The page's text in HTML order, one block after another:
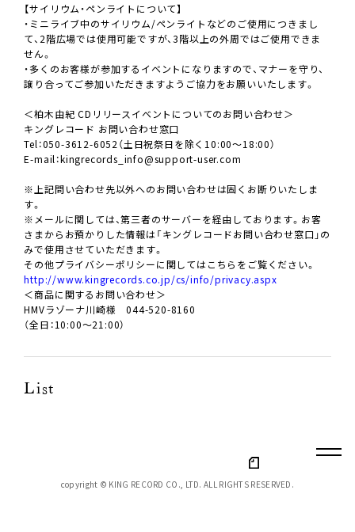
【サイリウム・ペンライトについて】
・ミニライブ中のサイリウム/ペンライトなどのご使用につきまし
て、2階広場では使用可能ですが、3階以上の外周ではご使用できま
せん。
・多くのお客様が参加するイベントになりますので、マナーを守り、
譲り合ってご参加いただきますようご協力をお願いいたします。
＜柏木由紀 CDリリースイベントについてのお問い合わせ＞
キングレコード お問い合わせ窓口
Tel：050-3612-6052（土日祝祭日を除く10:00〜18:00）
E-mail：kingrecords_info@support-user.com
※上記問い合わせ先以外へのお問い合わせは固くお断りいたしま
す。
※メールに関しては、第三者のサーバーを経由しております。お客
さまからお預かりした情報は「キングレコードお問い合わせ窓口」の
みで使用させていただきます。
その他プライバシーポリシーに関してはこちらをご覧ください。
http://www.kingrecords.co.jp/cs/info/privacy.aspx
＜商品に関するお問い合わせ＞
HMVラゾーナ川崎様 044-520-8160
（全日：10:00～21:00）
List
copyright © KING RECORD CO., LTD. ALL RIGHTS RESERVED.